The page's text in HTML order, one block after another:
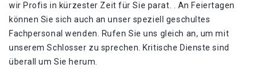
wir Profis in kürzester Zeit für Sie parat. . An Feiertagen
können Sie sich auch an unser speziell geschultes
Fachpersonal wenden. Rufen Sie uns gleich an, um mit
unserem Schlosser zu sprechen. Kritische Dienste sind
überall um Sie herum.